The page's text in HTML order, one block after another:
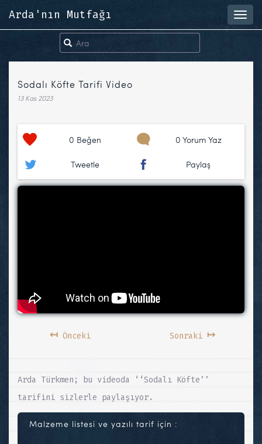
Arda'nın Mutfağı
Sodalı Köfte Tarifi Video
13 Kas 2023
0 Beğen 0 Yorum Yaz
Tweetle Paylaş
↤Önceki Sonraki ↦
Arda Türkmen; bu videoda ‘‘Sodalı Köfte’’
tarifini sizlerle paylaşıyor.
Malzeme listesi ve yazılı tarif için :